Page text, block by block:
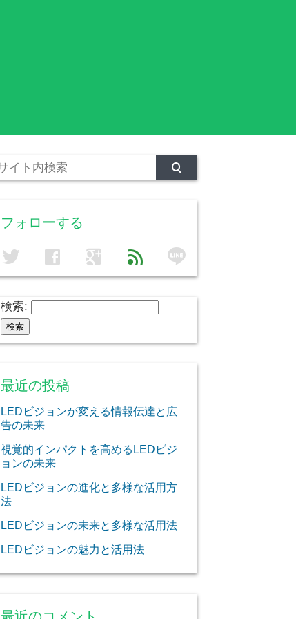
フォローする
twitter facebook google feed line
検索:
最近の投稿
LEDビジョンが変える情報伝達と広
告の未来
視覚的インパクトを高めるLEDビジ
ョンの未来
LEDビジョンの進化と多様な活用方
法
LEDビジョンの未来と多様な活用法
LEDビジョンの魅力と活用法